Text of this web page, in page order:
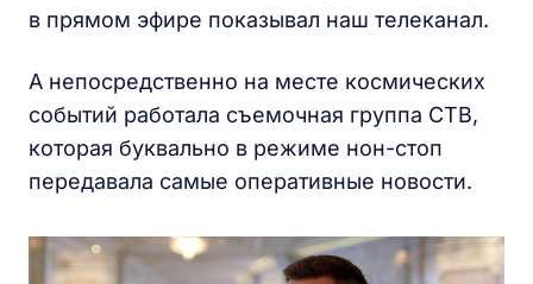
в прямом эфире показывал наш телеканал.
А непосредственно на месте космических
событий работала съемочная группа СТВ,
которая буквально в режиме нон-стоп
передавала самые оперативные новости.